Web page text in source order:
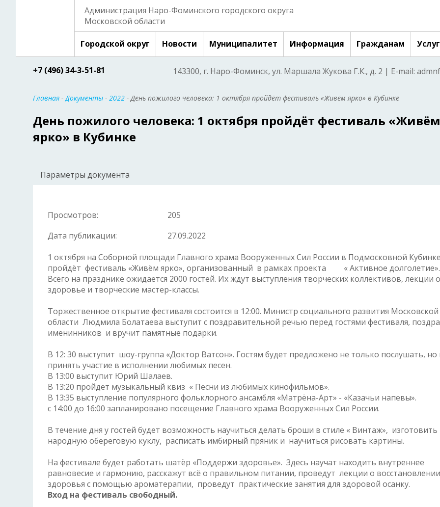
Администрация Наро-Фоминского городского округа
Московской области
Городской округ Новости Муниципалитет Информация Гражданам
+7 (496) 34-3-51-81 143300, г. Наро-Фоминск, ул. Маршала Жукова Г.К., д. 2 | E-mail:
Главная -Документы - 2022 - День пожилого человека: 1 октября пройдёт фестиваль «Живём ярко» в Кубинке
День пожилого человека: 1 октября пройдёт фестиваль «Живём
ярко» в Кубинке
Параметры документа
Просмотров:
205
Дата публикации:
27.09.2022
1 октября на Соборной площади Главного храма Вооруженных Сил России в Подмосковной
пройдёт фестиваль «Живём ярко», организованный в рамках проекта « Активное долголетие».
Всего на празднике ожидается 2000 гостей. Их ждут выступления творческих коллективов, лекции о
здоровье и творческие мастер-классы.
Торжественное открытие фестиваля состоится в 12:00. Министр социального развития Московской
области Людмила Болатаева выступит с поздравительной речью перед гостями фестиваля,
именинников и вручит памятные подарки.
В 12: 30 выступит шоу-группа «Доктор Ватсон». Гостям будет предложено не только послушать, но
принять участие в исполнении любимых песен.
В 13:00 выступит Юрий Шалаев.
В 13:20 пройдет музыкальный квиз « Песни из любимых кинофильмов».
В 13:35 выступление популярного фольклорного ансамбля «Матрёна-Арт» - «Казачьи напевы».
с 14:00 до 16:00 запланировано посещение Главного храма Вооруженных Сил России.
В течение дня у гостей будет возможность научиться делать броши в стиле « Винтаж», изготовить
народную обереговую куклу, расписать имбирный пряник и научиться рисовать картины.
На фестивале будет работать шатёр «Поддержи здоровье». Здесь научат находить внутреннее
равновесие и гармонию, расскажут всё о правильном питании, проведут лекции о восстановлении
здоровья с помощью ароматерапии, проведут практические занятия для здоровой осанку.
Вход на фестиваль свободный.